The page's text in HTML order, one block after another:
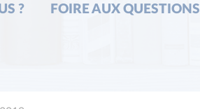
? FOIRE AUX QUESTIONS